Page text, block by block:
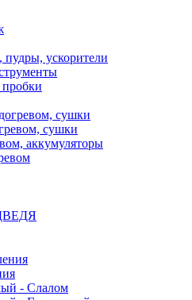
ускорители
сушки
аккумуляторы
- Слалом